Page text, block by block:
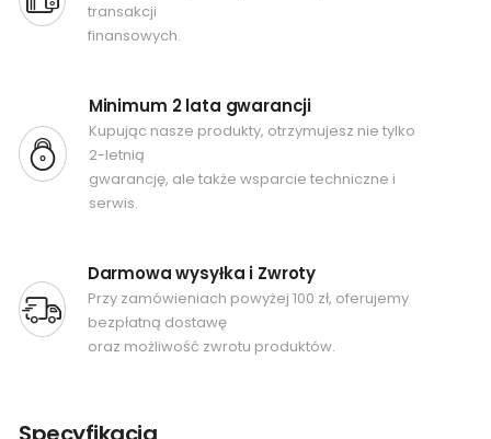
transakcji
finansowych.
Minimum 2 lata gwarancji
Kupując nasze produkty, otrzymujesz nie tylko
2-letnią
gwarancję, ale także wsparcie techniczne i
serwis.
Darmowa wysyłka i Zwroty
Przy zamówieniach powyżej 100 zł, oferujemy
bezpłatną dostawę
oraz możliwość zwrotu produktów.